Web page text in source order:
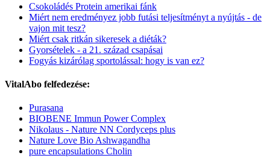
Csokoládés Protein amerikai fánk
Miért nem eredményez jobb futási teljesítményt a nyújtás - de
vajon mit tesz?
Miért csak ritkán sikeresek a diéták?
Gyorsételek - a 21. század csapásai
Fogyás kizárólag sportolással: hogy is van ez?
VitalAbo felfedezése:
Purasana
BIOBENE Immun Power Complex
Nikolaus - Nature NN Cordyceps plus
Nature Love Bio Ashwagandha
pure encapsulations Cholin